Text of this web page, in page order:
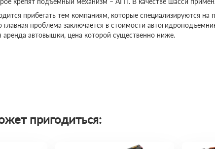
прибегать тем компаниям, которые специализируются
проблема заключается в стоимости
аренда автовышки, цена которой существенно ниже.
пригодиться: